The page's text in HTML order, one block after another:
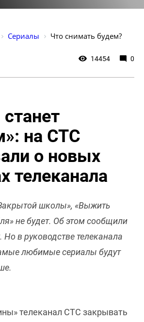
Сериалы Что снимать будем?
14454 0
на СТС
о новых
телеканала
школы», «Выжить
не будет. Об этом сообщили
в руководстве телеканала
любимые сериалы будут
телеканал СТС закрывать